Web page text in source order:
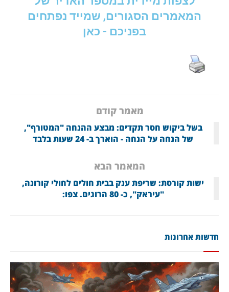
המאמרים הסגורים, שמייד נפתחים
בפניכם - כאן
מאמר קודם
בשל ביקוש חסר תקדים: מבצע ההנחה "המטורף",
של הנחה על הנחה - הוארך ב- 24 שעות בלבד
המאמר הבא
ישות קורסת: שריפת ענק בבית חולים לחולי קורונה,
"עיראק", כ- 80 הרוגים. צפו:
חדשות אחרונות